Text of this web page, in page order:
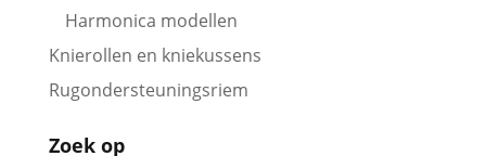
Harmonica modellen
Knierollen en kniekussens
Rugondersteuningsriem
Zoek op